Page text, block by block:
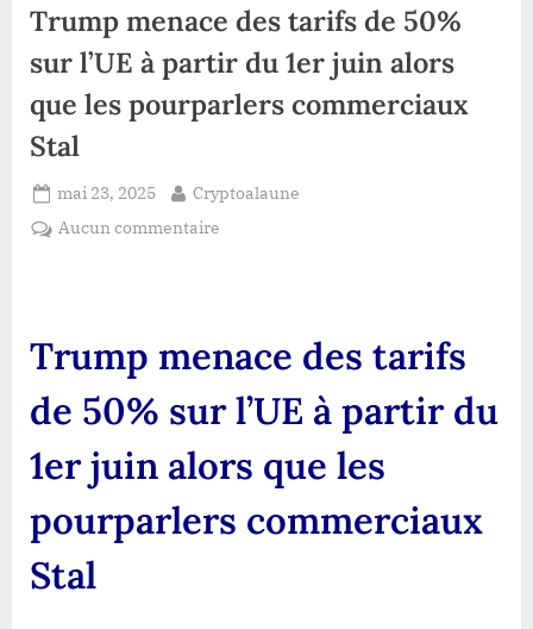
Trump menace des tarifs de 50%
sur l’UE à partir du 1er juin alors
que les pourparlers commerciaux
Stal
Posted
on
mai 23, 2025 By
Cryptoalaune
Aucun commentaire
de
50%
sur
à
du
Trump menace des tarifs
de 50% sur l’UE à partir du
1er juin alors que les
pourparlers commerciaux
Stal